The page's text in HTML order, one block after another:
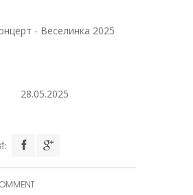
- Веселинка 2025
28.05.2025